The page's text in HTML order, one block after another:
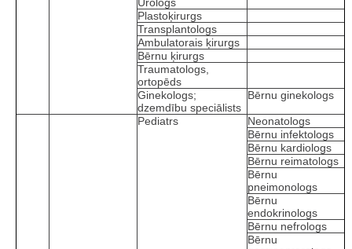
Plastoķirurgs
Transplantologs
Ambulatorais ķirurgs
Bērnu ķirurgs
Traumatologs,
ortopēds
Ginekologs;
dzemdību speciālists
Bērnu ginekologs
Pediatrs
Neonatologs
Bērnu infektologs
Bērnu kardiologs
Bērnu reimatologs
Bērnu
pneimonologs
Bērnu
endokrinologs
Bērnu nefrologs
Bērnu